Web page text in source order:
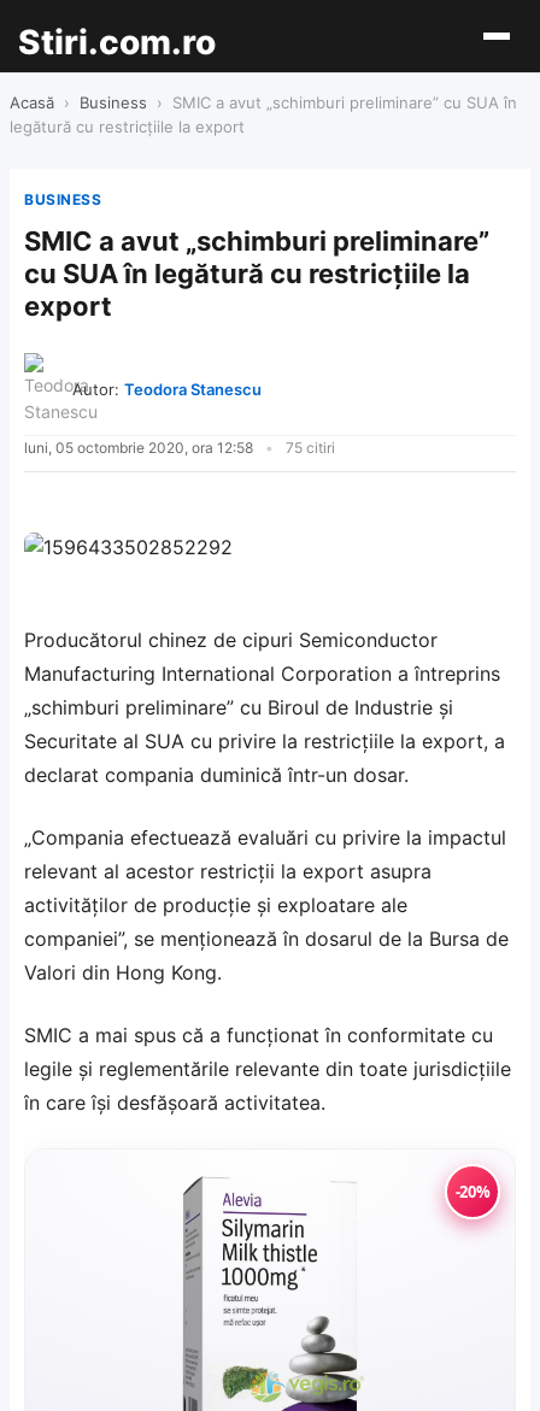
Stiri.com.ro
Acasă › Business ›
SMIC a avut „schimburi preliminare” cu SUA în
legătură cu restricțiile la export
BUSINESS
SMIC a avut „schimburi preliminare”
cu SUA în legătură cu restricțiile la
export
Autor: Teodora Stanescu
luni, 05 octombrie 2020, ora 12:58 75 citiri
Producătorul chinez de cipuri Semiconductor
Manufacturing International Corporation a întreprins
„schimburi preliminare” cu Biroul de Industrie și
Securitate al SUA cu privire la restricțiile la export, a
declarat compania duminică într-un dosar.
„Compania efectuează evaluări cu privire la impactul
relevant al acestor restricții la export asupra
activităților de producție și exploatare ale
companiei”, se menționează în dosarul de la Bursa de
Valori din Hong Kong.
SMIC a mai spus că a funcționat în conformitate cu
legile și reglementările relevante din toate jurisdicțiile
în care își desfășoară activitatea.
-20%